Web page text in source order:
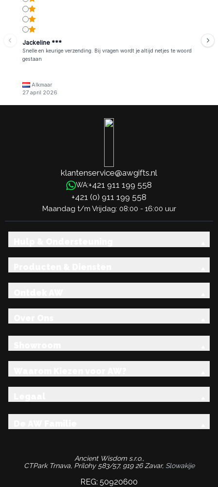
Jackeline ***
Snelle en keurige verzending. Bij vragen wordt je altijd netjes te woord
gestaan
Alkmaar
27 april 2026
klantenservice@awgifts.nl
WA:+421 911 199 558
+421 (0) 911 199 558
Maandag t/m Vrijdag: 08:00 - 16:00 uur
Ancient Wisdom s.r.o.,
CTPark Trnava, Prílohy 583/57, 919 26 Zavar, Slowakije
REG: 50920600